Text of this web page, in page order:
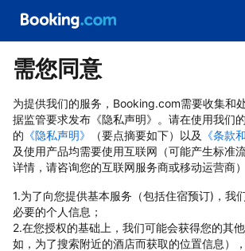
需您同意
为提供我们的服务，Booking.com需要收集和
据监管要求发布《隐私声明》。请在使用我们
的 《隐私声明》 （要点摘要如下）以及 《条款
及使用产品均需要使用互联网（可能产生标准
详情，请咨询您的互联网服务商或移动运营商）
1.为了向您提供基本服务（包括住宿预订)，我
必要的个人信息；
2.在您授权的基础上，我们可能会获得您的其
如，为了搜索附近的酒店而获取的位置信息）